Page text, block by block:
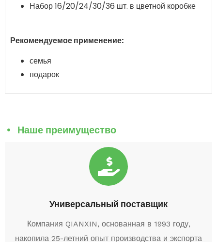
Набор 16/20/24/30/36 шт. в цветной коробке
Рекомендуемое применение:
семья
подарок
Наше преимущество
Универсальный поставщик
Компания QIANXIN, основанная в 1993 году,
накопила 25-летний опыт производства и экспорта